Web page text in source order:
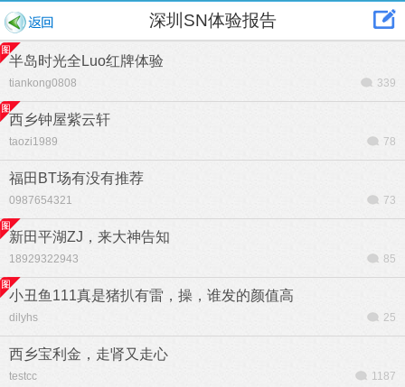
深圳SN体验报告
半岛时光全Luo红牌体验
tiankong0808 339
西乡钟屋紫云轩
taozi1989 78
福田BT场有没有推荐
0987654321 73
新田平湖ZJ，来大神告知
18929322943 85
小丑鱼111真是猪扒有雷，操，谁发的颜值高
dilyhs 25
西乡宝利金，走肾又走心
testcc 1187